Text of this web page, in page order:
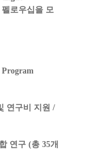
펠로우십을 모
연구비 지원 /
연구 (총 35개